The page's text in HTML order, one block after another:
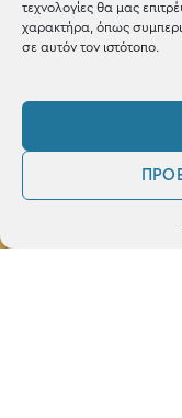
τεχνολογίες θα μας
χαρακτήρα, όπως
σε αυτόν τον ιστότοπο.
Δεν βρέθηκε
ταιριάζει
Δευ /